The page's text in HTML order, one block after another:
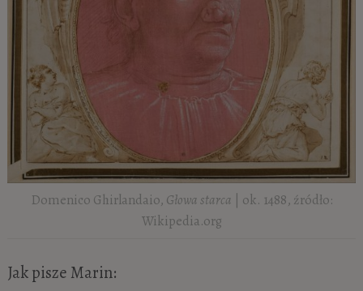
Domenico Ghirlandaio, Głowa starca | ok. 1488, źródło:
Wikipedia.org
Jak pisze Marin: